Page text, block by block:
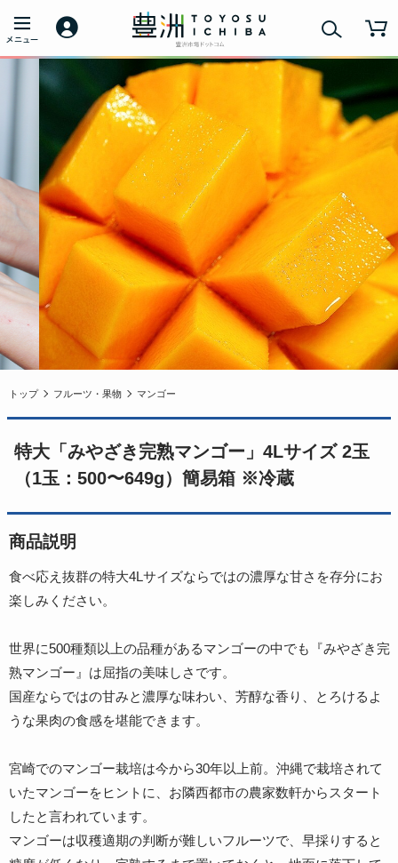
トップ フルーツ・果物 マンゴー
特大「みやざき完熟マンゴー」4Lサイズ 2玉
（1玉：500〜649g）簡易箱 ※冷蔵
商品説明
食べ応え抜群の特大4Lサイズならではの濃厚な甘さを存分にお
楽しみください。
世界に500種類以上の品種があるマンゴーの中でも『みやざき完
熟マンゴー』は屈指の美味しさです。
国産ならではの甘みと濃厚な味わい、芳醇な香り、とろけるよ
うな果肉の食感を堪能できます。
宮崎でのマンゴー栽培は今から30年以上前。沖縄で栽培されて
いたマンゴーをヒントに、お隣西都市の農家数軒からスタート
したと言われています。
マンゴーは収穫適期の判断が難しいフルーツで、早採りすると